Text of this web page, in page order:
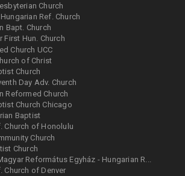
Church
Ref. Church
Bapt. Church
First Hun. Church
Church UCC
of Christ
Church
Day Adv. Church
Reformed Church
Church Chicago
Baptist
Church of Honolulu
Church
Church
Református Egyház - Hungarian R...
Church of Denver